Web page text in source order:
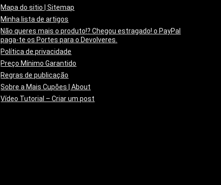
Mapa do sitio | Sitemap
Minha lista de artigos
Não queres mais o produto!? Chegou estragado! o PayPal
paga-te os Portes para o Devolveres.
Política de privacidade
Preço Mínimo Garantido
Regras de publicação
Sobre a Mais Cupões | About
Vídeo Tutorial – Criar um post